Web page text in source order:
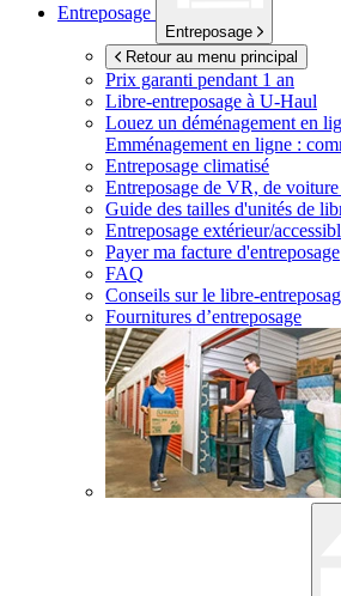
Entreposage
Entreposage
Retour au menu principal
Prix garanti pendant 1 an
Libre-entreposage à U-Haul
Louez un déménagement en
Emménagement en ligne :
Entreposage climatisé
Entreposage de VR, de voiture
Guide des tailles d'unités de
Entreposage extérieur/
Payer ma facture d'entreposage
FAQ
Conseils sur le libre-
Fournitures d’entreposage